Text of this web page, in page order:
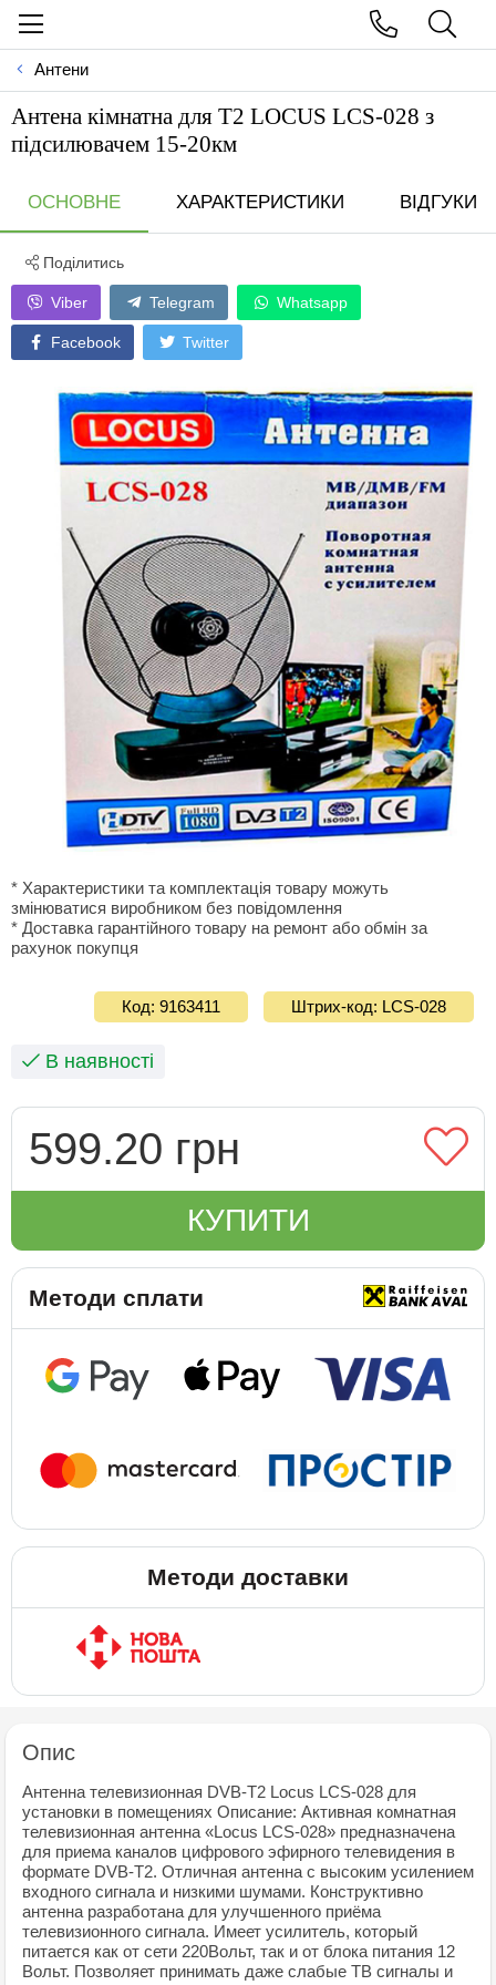
Антени
Антена кiмнатна для Т2 LOCUS LCS-028 з
пiдсилювачем 15-20км
ОСНОВНЕ ХАРАКТЕРИСТИКИ ВІДГУКИ
Поділитись
Viber Telegram Whatsapp
Facebook Twitter
* Характеристики та комплектація товару можуть
змінюватися виробником без повідомлення
* Доставка гарантiйного товару на ремонт або обмiн за
рахунок покупця
Код: 9163411 Штрих-код: LCS-028
В наявності
599.20 грн
КУПИТИ
Методи сплати
Методи доставки
Опис
Антенна телевизионная DVB-T2 Locus LCS-028 для
установки в помещениях Описание: Активная комнатная
телевизионная антенна «Locus LCS-028» предназначена
для приема каналов цифрового эфирного телевидения в
формате DVB-T2. Отличная антенна с высоким усилением
входного сигнала и низкими шумами. Конструктивно
антенна разработана для улучшенного приёма
телевизионного сигнала. Имеет усилитель, который
питается как от сети 220Вольт, так и от блока питания 12
Вольт. Позволяет принимать даже слабые ТВ сигналы и